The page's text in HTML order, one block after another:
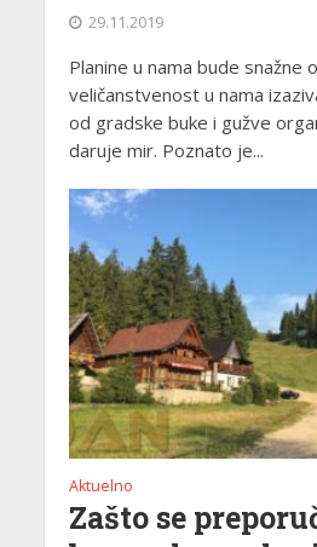
29.11.2019
Planine u nama bude snažne
veličanstvenost u nama
od gradske buke i gužve
daruje mir. Poznato je...
Aktuelno
Zašto se